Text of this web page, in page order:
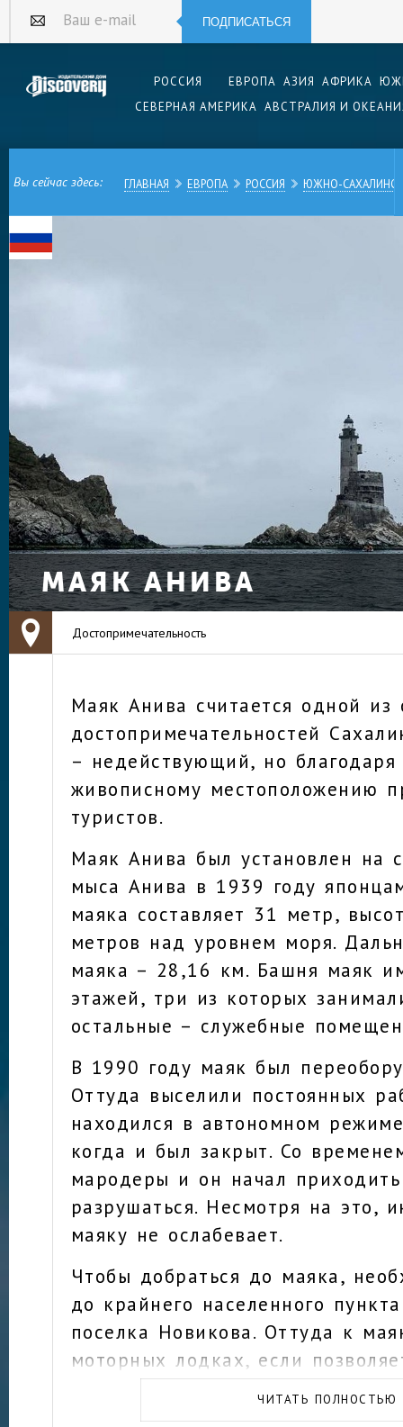
Ваш e-mail ПОДПИСАТЬСЯ
РОССИЯ ЕВРОПА АЗИЯ АФРИКА
СЕВЕРНАЯ АМЕРИКА АВСТРАЛИЯ И
Вы сейчас здесь: ГЛАВНАЯ ЕВРОПА РОССИЯ ЮЖНО-САХАЛИНСК
МАЯК АНИВА
Достопримечательность
Маяк Анива считается одной из
достопримечательностей
– недействующий, но
живописному местоположению
туристов.
Маяк Анива был установлен на
мыса Анива в 1939 году
маяка составляет 31 метр,
метров над уровнем моря.
маяка – 28,16 км. Башня маяк
этажей, три из которых
остальные – служебные
В 1990 году маяк был
Оттуда выселили постоянных
находился в автономном
когда и был закрыт. Со
мародеры и он начал
разрушаться. Несмотря на это,
маяку не ослабевает.
Чтобы добраться до маяка,
до крайнего населенного
поселка Новикова. Оттуда к
моторных лодках, если
волнение моря. Время в пути
около 40 минут.
ЧИТАТЬ ПОЛНОСТЬЮ